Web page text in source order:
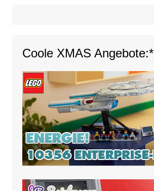
Coole XMAS Angebote:*